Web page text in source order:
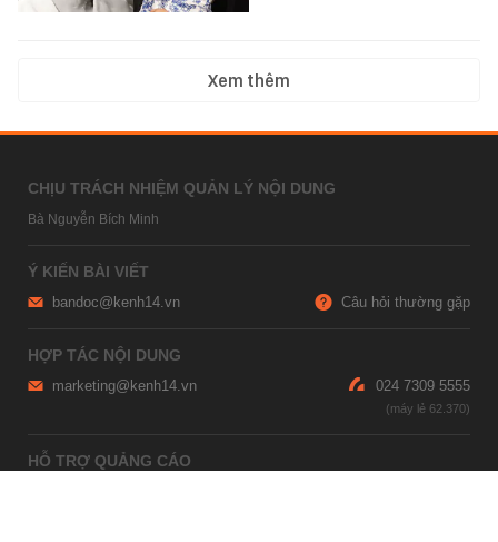
Xem thêm
CHỊU TRÁCH NHIỆM QUẢN LÝ NỘI DUNG
Bà Nguyễn Bích Minh
Ý KIẾN BÀI VIẾT
bandoc@kenh14.vn Câu hỏi thường gặp
HỢP TÁC NỘI DUNG
marketing@kenh14.vn 024 7309 5555
HỖ TRỢ QUẢNG CÁO